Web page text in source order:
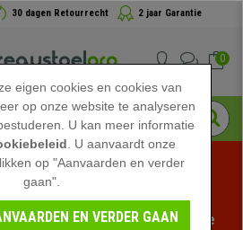
30 dagen Retourrecht 2 jaar Garantie
0
bij bureaustoelpro!
voor een beperkte tijd - Bekijk de
eigen cookies en cookies van
op onze website te analyseren
U kan meer informatie
. U aanvaardt onze
op "Aanvaarden en verder
gaan".
EN VERDER GAAN